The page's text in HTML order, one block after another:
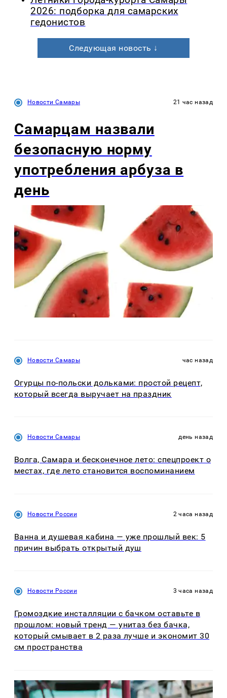
2026: подборка для самарских
гедонистов
Следующая новость ↓
Новости Самары 21 час назад
Самарцам назвали
безопасную норму
употребления арбуза в
день
Новости Самары час назад
Огурцы по‑польски дольками: простой рецепт,
который всегда выручает на праздник
Новости Самары день назад
Волга, Самара и бесконечное лето: спецпроект о
местах, где лето становится воспоминанием
Новости России 2 часа назад
Ванна и душевая кабина — уже прошлый век: 5
причин выбрать открытый душ
Новости России 3 часа назад
Громоздкие инсталляции с бачком оставьте в
прошлом: новый тренд — унитаз без бачка,
который смывает в 2 раза лучше и экономит 30
см пространства